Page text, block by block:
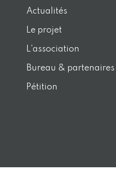
Actualités
Le projet
L'association
Bureau & partenaires
Pétition